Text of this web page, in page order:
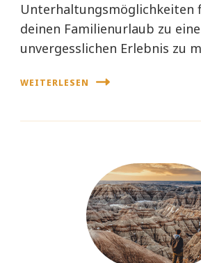
Unterhaltungsmöglichkeiten
deinen Familienurlaub zu
unvergesslichen Erlebnis zu
WEITERLESEN